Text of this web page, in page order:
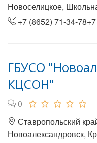
Новоселицкое,
+7 (8652) 71-34-
ГБУСО
КЦСОН"
0
Ставропольский
Новоалександровск,